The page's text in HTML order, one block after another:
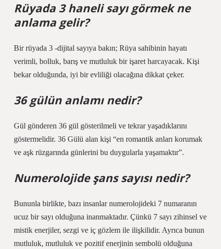
Rüyada 3 haneli sayı görmek ne
anlama gelir?
Bir rüyada 3 -dijital sayıya bakın; Rüya sahibinin hayatı
verimli, bolluk, barış ve mutluluk bir işaret harcayacak. Kişi
bekar olduğunda, iyi bir evliliği olacağına dikkat çeker.
36 gülün anlamı nedir?
Gül gönderen 36 gül gösterilmeli ve tekrar yaşadıklarını
göstermelidir. 36 Gülü alan kişi “en romantik anları korumak
ve aşk rüzgarında günlerini bu duygularla yaşamaktır”.
Numerolojide şans sayısı nedir?
Bununla birlikte, bazı insanlar numerolojideki 7 numaranın
ucuz bir sayı olduğuna inanmaktadır. Çünkü 7 sayı zihinsel ve
mistik enerjiler, sezgi ve iç gözlem ile ilişkilidir. Ayrıca bunun
mutluluk, mutluluk ve pozitif enerjinin sembolü olduğuna